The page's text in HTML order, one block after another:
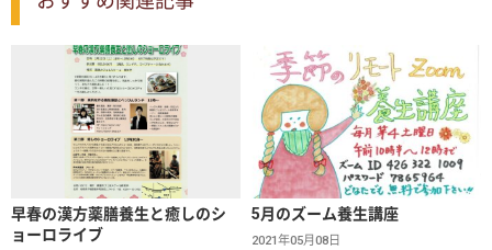
早春の漢方薬膳養生と癒しのシ
ョーロライブ
5月のズーム養生講座
2021年05月08日